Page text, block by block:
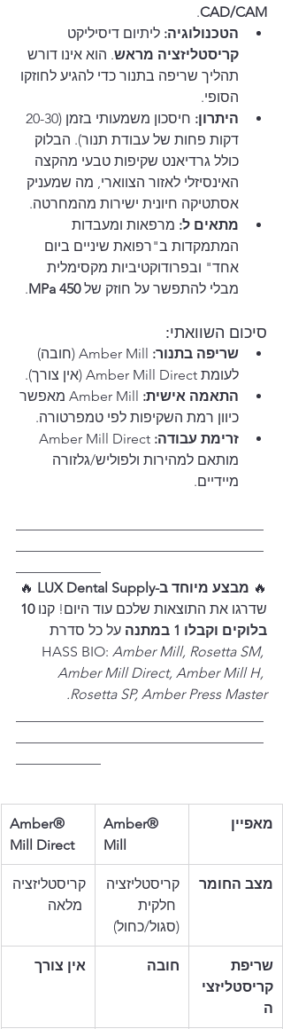
CAD/CAM
.
הטכנולוגיה: ליתיום דיסיליקט
קריסטליזציה מראש. הוא אינו דורש
תהליך שריפה בתנור כדי להגיע לחוזקו
הסופי.
היתרון:
דקות פחות של עבודת תנור). הבלוק
כולל גרדיאנט שקיפות טבעי מהקצה
האינסיזלי לאזור הצווארי, מה שמעניק
אסתטיקה חיונית ישירות מהמחרטה.
מתאים ל: מרפאות ומעבדות
המתמקדות ב"רפואת שיניים ביום
אחד" ובפרודוקטיביות מקסימלית
מבלי להתפשר על חוזק של 450 MPa
.
סיכום השוואתי:
שריפה בתנור:
Amber Mill (חובה)
לעומת Amber Mill Direct (אין צורך).
התאמה אישית:
Amber Mill מאפשר
כיוון רמת השקיפות לפי טמפרטורה.
זרימת עבודה:
מותאם למהירות ולפוליש/גלזורה
מיידיים.
🔥 מבצע מיוחד ב-LUX Dental Supply
🔥
שדרגו את התוצאות שלכם עוד היום! קנו
בלוקים וקבלו 1 במתנה
על כל סדרת
HASS BIO: Amber Mill, Rosetta SM,
Amber Mill Direct, Amber Mill H,
Rosetta SP, Amber Press Master.
מאפיין
Amber®
Mill
Amber®
Mill Direct
מצב החומר
קריסטליזציה
חלקית
(סגול/כחול)
קריסטליזציה
מלאה
שריפת
קריסטליזצי
ה
חובה אין צורך